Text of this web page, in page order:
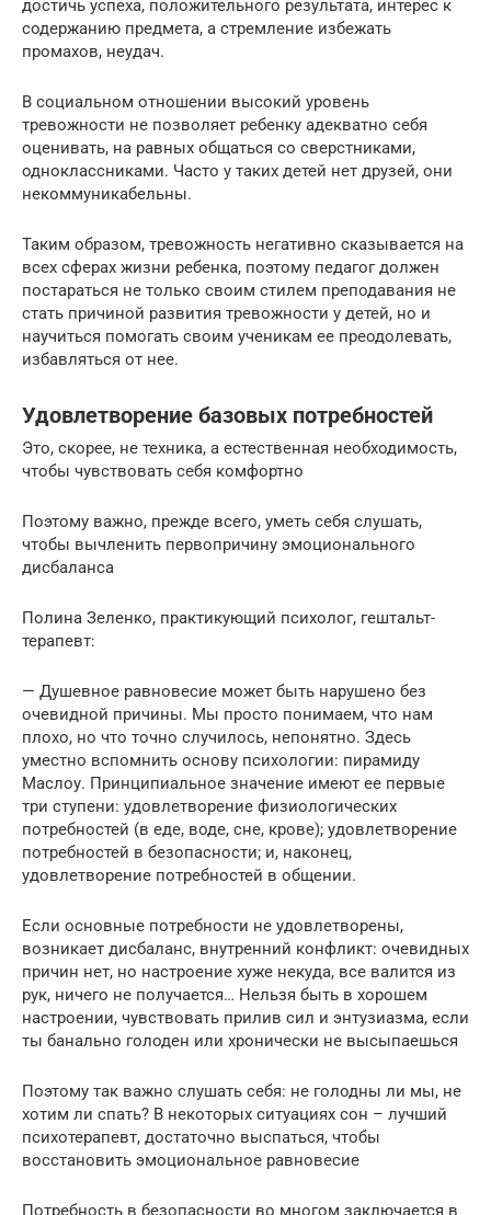
достичь успеха, положительного результата, интерес к
содержанию предмета, а стремление избежать
промахов, неудач.
В социальном отношении высокий уровень
тревожности не позволяет ребенку адекватно себя
оценивать, на равных общаться со сверстниками,
одноклассниками. Часто у таких детей нет друзей, они
некоммуникабельны.
Таким образом, тревожность негативно сказывается на
всех сферах жизни ребенка, поэтому педагог должен
постараться не только своим стилем преподавания не
стать причиной развития тревожности у детей, но и
научиться помогать своим ученикам ее преодолевать,
избавляться от нее.
Удовлетворение базовых потребностей
Это, скорее, не техника, а естественная необходимость,
чтобы чувствовать себя комфортно
Поэтому важно, прежде всего, уметь себя слушать,
чтобы вычленить первопричину эмоционального
дисбаланса
Полина Зеленко, практикующий психолог, гештальт-
терапевт:
— Душевное равновесие может быть нарушено без
очевидной причины. Мы просто понимаем, что нам
плохо, но что точно случилось, непонятно. Здесь
уместно вспомнить основу психологии: пирамиду
Маслоу. Принципиальное значение имеют ее первые
три ступени: удовлетворение физиологических
потребностей (в еде, воде, сне, крове); удовлетворение
потребностей в безопасности; и, наконец,
удовлетворение потребностей в общении.
Если основные потребности не удовлетворены,
возникает дисбаланс, внутренний конфликт: очевидных
причин нет, но настроение хуже некуда, все валится из
рук, ничего не получается… Нельзя быть в хорошем
настроении, чувствовать прилив сил и энтузиазма, если
ты банально голоден или хронически не высыпаешься
Поэтому так важно слушать себя: не голодны ли мы, не
хотим ли спать? В некоторых ситуациях сон – лучший
психотерапевт, достаточно выспаться, чтобы
восстановить эмоциональное равновесие
Потребность в безопасности во многом заключается в